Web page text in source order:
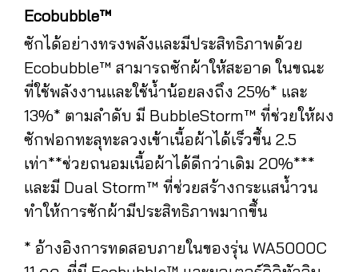
Ecobubble™
ซักได้อย่างทรงพลังและมีประสิทธิภาพด้วย
Ecobubble™ สามารถซักผ้าให้สะอาด ในขณะ
ที่ใช้พลังงานและใช้น้ำน้อยลงถึง 25%* และ
13%* ตามลำดับ มี BubbleStorm™ ที่ช่วยให้ผง
ซักฟอกทะลุทะลวงเข้าเนื้อผ้าได้เร็วขึ้น 2.5
เท่า**ช่วยถนอมเนื้อผ้าได้ดีกว่าเดิม 20%***
และมี Dual Storm™ ที่ช่วยสร้างกระแสน้ำวน
ทำให้การซักผ้ามีประสิทธิภาพมากขึ้น
* อ้างอิงการทดสอบภายในของรุ่น WA5000C